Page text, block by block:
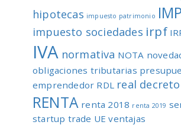
hipotecas impuesto patrimonio
impuesto sociedades irpf
IVA normativa NOTA
obligaciones tributarias
emprendedor RDL real
RENTA renta 2018 renta 2019
startup trade UE ventajas